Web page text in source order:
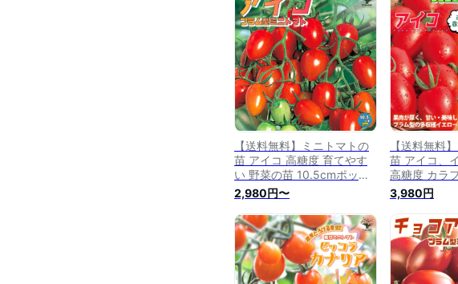
【送料無料】ミニトマトの
苗 アイコ 高糖度 育てやす
い 野菜の苗 10.5cmポット
自根苗 トマト苗 とまと苗
ミニトマト苗 トマトの苗 と
まとの苗 プチトマト ガーデ
ニング 家庭菜園 プランター
菜園 ベランダ菜園 送料無料
即納
2,980円〜
【送料無料
苗 アイコ、
高糖度 カラ
野菜の苗
根苗 お買い
マト苗 とま
苗 トマトの
プチトマト
ダ菜園 送料
3,980円